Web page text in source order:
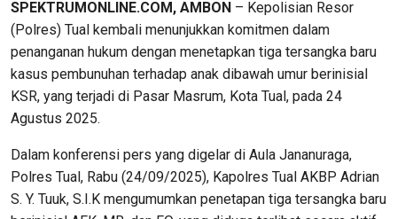
SPEKTRUMONLINE.COM, AMBON – Kepolisian Resor
(Polres) Tual kembali menunjukkan komitmen dalam
penanganan hukum dengan menetapkan tiga tersangka baru
kasus pembunuhan terhadap anak dibawah umur berinisial
KSR, yang terjadi di Pasar Masrum, Kota Tual, pada 24
Agustus 2025.
Dalam konferensi pers yang digelar di Aula Jananuraga,
Polres Tual, Rabu (24/09/2025), Kapolres Tual AKBP Adrian
S. Y. Tuuk, S.I.K mengumumkan penetapan tiga tersangka baru